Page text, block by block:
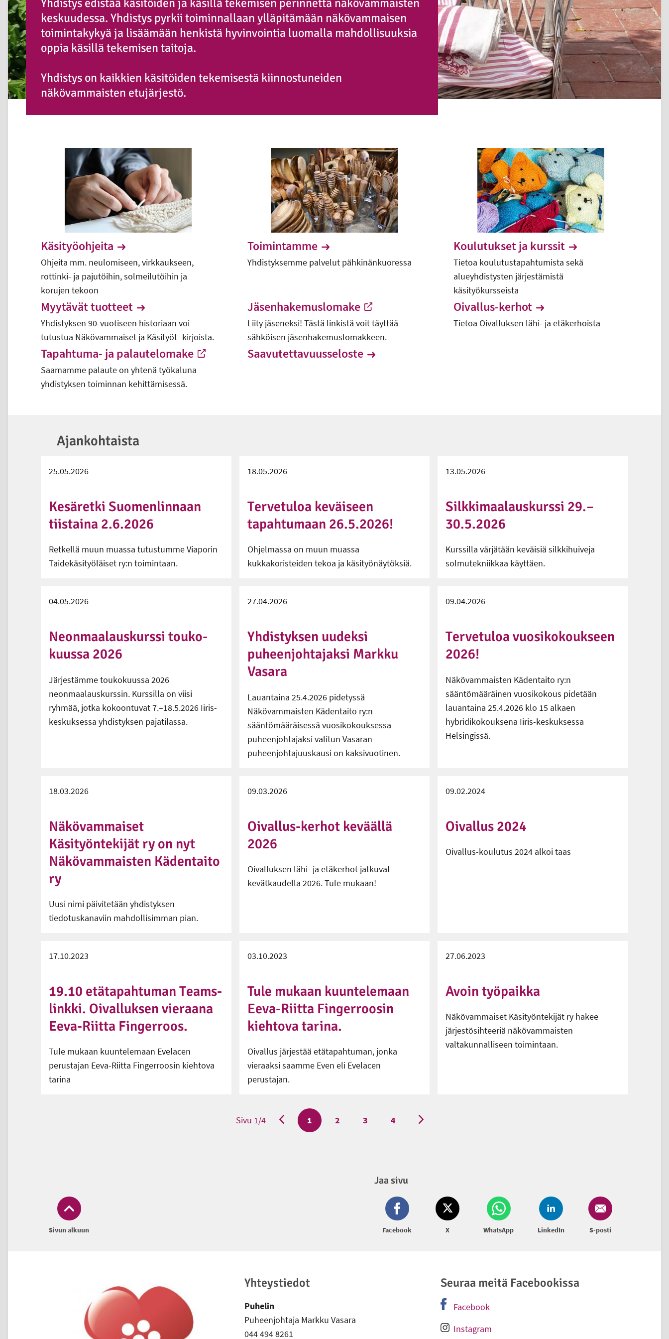
Yhdistys edistää käsitöiden ja käsillä tekemisen perinnettä näkövammaisten
keskuudessa. Yhdistys pyrkii toiminnallaan ylläpitämään näkövammaisen
toimintakykyä ja lisäämään henkistä hyvinvointia luomalla mahdollisuuksia
oppia käsillä tekemisen taitoja.
Yhdistys on kaikkien käsitöiden tekemisestä kiinnostuneiden
näkövammaisten etujärjestö.
Käsityöohjeita
Ohjeita mm. neulomiseen, virkkaukseen,
rottinki- ja pajutöihin, solmeilutöihin ja
korujen tekoon
Toimintamme
Yhdistyksemme palvelut pähkinänkuoressa
Koulutukset ja kurssit
Tietoa koulutustapahtumista sekä
alueyhdistysten järjestämistä
käsityökursseista
Myytävät tuotteet
Yhdistyksen 90-vuotiseen historiaan voi
tutustua Näkövammaiset ja Käsityöt -kirjoista.
Jäsenhakemuslomake
-Ulkoinen linkki
Liity jäseneksi! Tästä linkistä voit täyttää
sähköisen jäsenhakemuslomakkeen.
Oivallus-kerhot
Tietoa Oivalluksen lähi- ja etäkerhoista
Tapahtuma- ja palautelomake
-Ulkoinen linkki
Saamamme palaute on yhtenä työkaluna
yhdistyksen toiminnan kehittämisessä.
Saavutettavuusseloste
Ajankohtaista
Kesäretki Suomenlinnaan
tiistaina 2.6.2026
25.05.2026
Retkellä muun muassa tutustumme Viaporin
Taidekäsityöläiset ry:n toimintaan.
Tervetuloa keväiseen
tapahtumaan 26.5.2026!
18.05.2026
Ohjelmassa on muun muassa
kukkakoristeiden tekoa ja käsityönäytöksiä.
Silkkimaalauskurssi 29.–
30.5.2026
13.05.2026
Kurssilla värjätään keväisiä silkkihuiveja
solmutekniikkaa käyttäen.
Neon­maa­laus­kurs­si tou­ko­
kuus­sa 2026
04.05.2026
Järjestämme toukokuussa 2026
neonmaalauskurssin. Kurssilla on viisi
ryhmää, jotka kokoontuvat 7.–18.5.2026 Iiris-
keskuksessa yhdistyksen pajatilassa.
Yhdistyksen uudeksi
puheenjohtajaksi Markku
Vasara
27.04.2026
Lauantaina 25.4.2026 pidetyssä
Näkövammaisten Kädentaito ry:n
sääntömääräisessä vuosikokouksessa
puheenjohtajaksi valitun Vasaran
puheenjohtajuuskausi on kaksivuotinen.
Tervetuloa vuosikokoukseen
2026!
09.04.2026
Näkövammaisten Kädentaito ry:n
sääntömääräinen vuosikokous pidetään
lauantaina 25.4.2026 klo 15 alkaen
hybridikokouksena Iiris-keskuksessa
Helsingissä.
Näkövammaiset
Käsityöntekijät ry on nyt
Näkövammaisten Kädentaito
ry
18.03.2026
Uusi nimi päivitetään yhdistyksen
tiedotuskanaviin mahdollisimman pian.
Oivallus-kerhot keväällä
2026
09.03.2026
Oivalluksen lähi- ja etäkerhot jatkuvat
kevätkaudella 2026. Tule mukaan!
Oivallus 2024
09.02.2024
Oivallus-koulutus 2024 alkoi taas
19.10 etätapahtuman Teams-
linkki. Oivalluksen vieraana
Eeva-Riitta Fingerroos.
17.10.2023
Tule mukaan kuuntelemaan Evelacen
perustajan Eeva-Riitta Fingerroosin kiehtova
tarina
Tule mukaan kuuntelemaan
Eeva-Riitta Fingerroosin
kiehtova tarina.
03.10.2023
Oivallus järjestää etätapahtuman, jonka
vieraaksi saamme Even eli Evelacen
perustajan.
Avoin työpaikka
27.06.2023
Näkövammaiset Käsityöntekijät ry hakee
järjestösihteeriä näkövammaisten
valtakunnalliseen toimintaan.
Sivu 1/4 Tämänhetkinen sivu
1 Sivu
2 Sivu
3 Sivu
4
Sivun alkuun
Jaa sivu
Facebook X WhatsApp LinkedIn S-posti
Alatunniste Yhteystiedot
Puhelin
Puheenjohtaja Markku Vasara
044 494 8261
Seuraa meitä Facebookissa
Facebook
-Ulkoinen linkki
Instagram